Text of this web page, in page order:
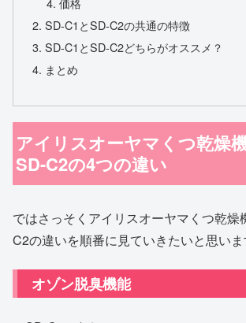
SD-C1とSD-C2の共通の特徴
SD-C1とSD-C2どちらがオススメ？
まとめ
アイリスオーヤマくつ乾燥
SD-C2の4つの違い
ではさっそくアイリスオーヤマくつ乾
C2の違いを順番に見ていきたいと思いま
オゾン脱臭機能